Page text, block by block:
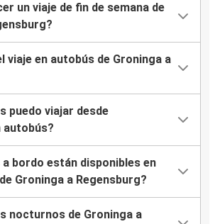
un viaje de fin de semana de
viaje en autobús de Groninga a
puedo viajar desde
autobús?
bordo están disponibles en
Groninga a Regensburg?
nocturnos de Groninga a